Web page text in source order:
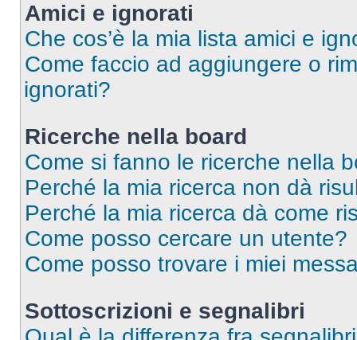
Amici e ignorati
Che cos’è la mia lista amici e
Come faccio ad aggiungere o
ignorati?
Ricerche nella board
Come si fanno le ricerche nella
Perché la mia ricerca non dà
Perché la mia ricerca dà come
Come posso cercare un utente?
Come posso trovare i miei
Sottoscrizioni e segnalibri